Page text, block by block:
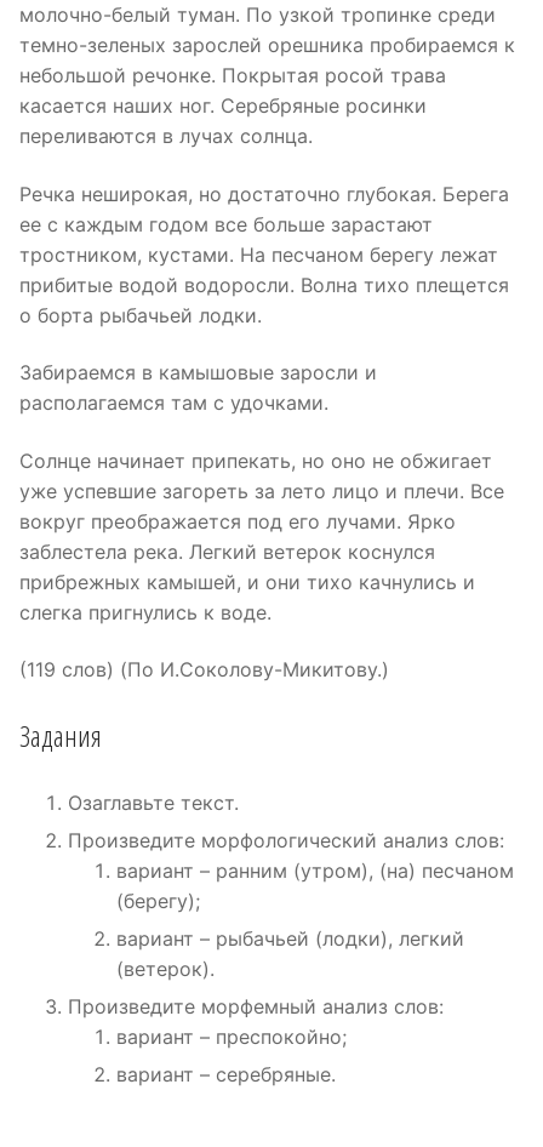
молочно-белый туман. По узкой тропинке среди
темно-зеленых зарослей орешника пробираемся к
небольшой речонке. Покрытая росой трава
касается наших ног. Серебряные росинки
переливаются в лучах солнца.
Речка неширокая, но достаточно глубокая. Берега
ее с каждым годом все больше зарастают
тростником, кустами. На песчаном берегу лежат
прибитые водой водоросли. Волна тихо плещется
о борта рыбачьей лодки.
Забираемся в камышовые заросли и
располагаемся там с удочками.
Солнце начинает припекать, но оно не обжигает
уже успевшие загореть за лето лицо и плечи. Все
вокруг преображается под его лучами. Ярко
заблестела река. Легкий ветерок коснулся
прибрежных камышей, и они тихо качнулись и
слегка пригнулись к воде.
(119 слов) (По И.Соколову-Микитову.)
Задания
Озаглавьте текст.
Произведите морфологический анализ слов:
вариант – ранним (утром), (на) песчаном
(берегу);
вариант – рыбачьей (лодки), легкий
(ветерок).
Произведите морфемный анализ слов:
вариант – преспокойно;
вариант – серебряные.